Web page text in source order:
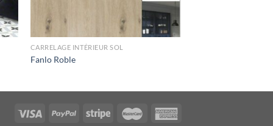
CARRELAGE INTÉRIEUR SOL
Fanlo Roble